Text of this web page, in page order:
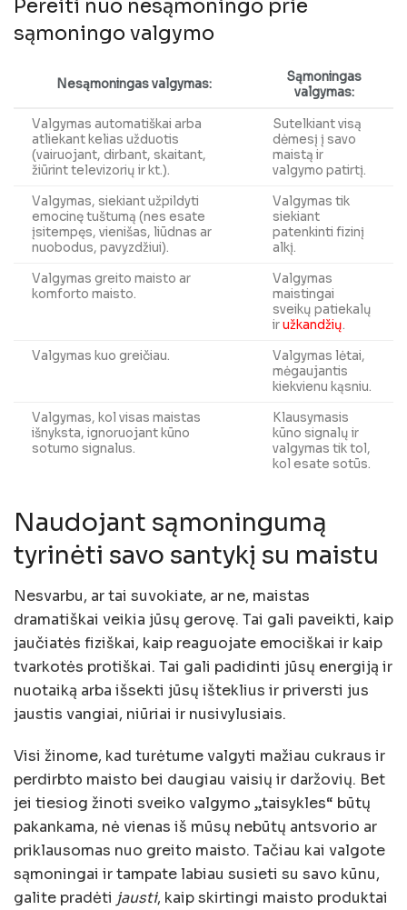
Pereiti nuo nesąmoningo prie
sąmoningo valgymo
Nesąmoningas valgymas:
Sąmoningas
valgymas:
Valgymas automatiškai arba
atliekant kelias užduotis
(vairuojant, dirbant, skaitant,
žiūrint televizorių ir kt.).
Sutelkiant visą
dėmesį į savo
maistą ir
valgymo patirtį.
Valgymas, siekiant užpildyti
emocinę tuštumą (nes esate
įsitempęs, vienišas, liūdnas ar
nuobodus, pavyzdžiui).
Valgymas tik
siekiant
patenkinti fizinį
alkį.
Valgymas greito maisto ar
komforto maisto.
Valgymas
maistingai
sveikų patiekalų
iružkandžių.
Valgymas kuo greičiau.
Valgymas lėtai,
mėgaujantis
kiekvienu kąsniu.
Valgymas, kol visas maistas
išnyksta, ignoruojant kūno
sotumo signalus.
Klausymasis
kūno signalų ir
valgymas tik tol,
kol esate sotūs.
Naudojant sąmoningumą
tyrinėti savo santykį su maistu
Nesvarbu, ar tai suvokiate, ar ne, maistas
dramatiškai veikia jūsų gerovę. Tai gali paveikti, kaip
jaučiatės fiziškai, kaip reaguojate emociškai ir kaip
tvarkotės protiškai. Tai gali padidinti jūsų energiją ir
nuotaiką arba išsekti jūsų išteklius ir priversti jus
jaustis vangiai, niūriai ir nusivylusiais.
Visi žinome, kad turėtume valgyti mažiau cukraus ir
perdirbto maisto bei daugiau vaisių ir daržovių. Bet
jei tiesiog žinoti sveiko valgymo „taisykles“ būtų
pakankama, nė vienas iš mūsų nebūtų antsvorio ar
priklausomas nuo greito maisto. Tačiau kai valgote
sąmoningai ir tampate labiau susieti su savo kūnu,
galite pradėti jausti, kaip skirtingi maisto produktai